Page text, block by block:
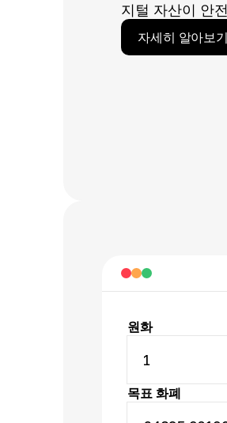
지털 자산이 안
자세히 알아보기
원화
1
목표 화폐